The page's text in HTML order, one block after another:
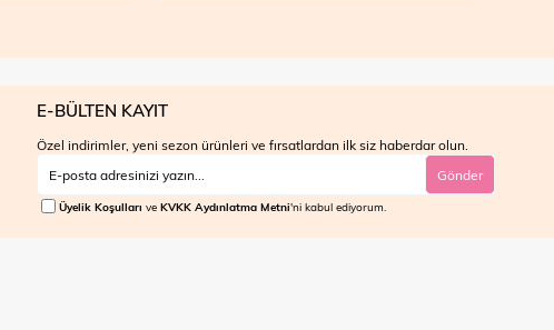
E-BÜLTEN KAYIT
Özel indirimler, yeni sezon ürünleri ve fırsatlardan ilk siz haberdar olun.
Gönder
Üyelik Koşulları ve KVKK Aydınlatma Metni'ni kabul ediyorum.